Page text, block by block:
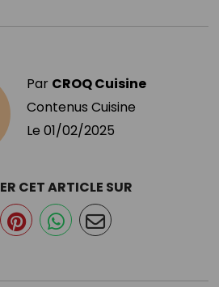
Par CROQ Cuisine
Contenus Cuisine
Le 01/02/2025
CET ARTICLE SUR